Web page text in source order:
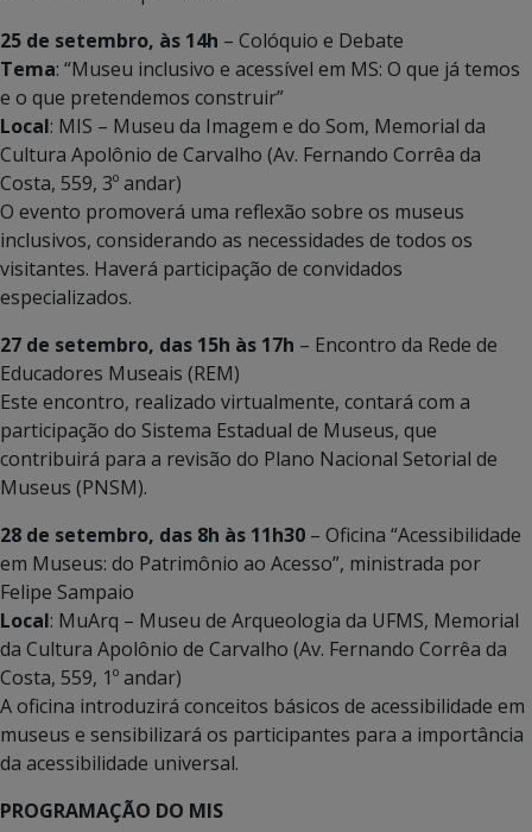
25 de setembro, às 14h – Colóquio e Debate
Tema: “Museu inclusivo e acessível em MS: O que já temos
e o que pretendemos construir”
Local: MIS – Museu da Imagem e do Som, Memorial da
Cultura Apolônio de Carvalho (Av. Fernando Corrêa da
Costa, 559, 3º andar)
O evento promoverá uma reflexão sobre os museus
inclusivos, considerando as necessidades de todos os
visitantes. Haverá participação de convidados
especializados.
27 de setembro, das 15h às 17h – Encontro da Rede de
Educadores Museais (REM)
Este encontro, realizado virtualmente, contará com a
participação do Sistema Estadual de Museus, que
contribuirá para a revisão do Plano Nacional Setorial de
Museus (PNSM).
28 de setembro, das 8h às 11h30 – Oficina “Acessibilidade
em Museus: do Patrimônio ao Acesso”, ministrada por
Felipe Sampaio
Local: MuArq – Museu de Arqueologia da UFMS, Memorial
da Cultura Apolônio de Carvalho (Av. Fernando Corrêa da
Costa, 559, 1º andar)
A oficina introduzirá conceitos básicos de acessibilidade em
museus e sensibilizará os participantes para a importância
da acessibilidade universal.
PROGRAMAÇÃO DO MIS